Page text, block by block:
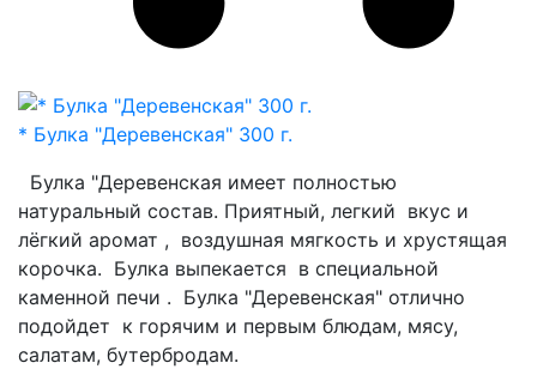
* Булка "Деревенская" 300 г.
Булка "Деревенская имеет полностью
натуральный состав. Приятный, легкий вкус и
лёгкий аромат , воздушная мягкость и хрустящая
корочка. Булка выпекается в специальной
каменной печи . Булка "Деревенская" отлично
подойдет к горячим и первым блюдам, мясу,
салатам, бутербродам.